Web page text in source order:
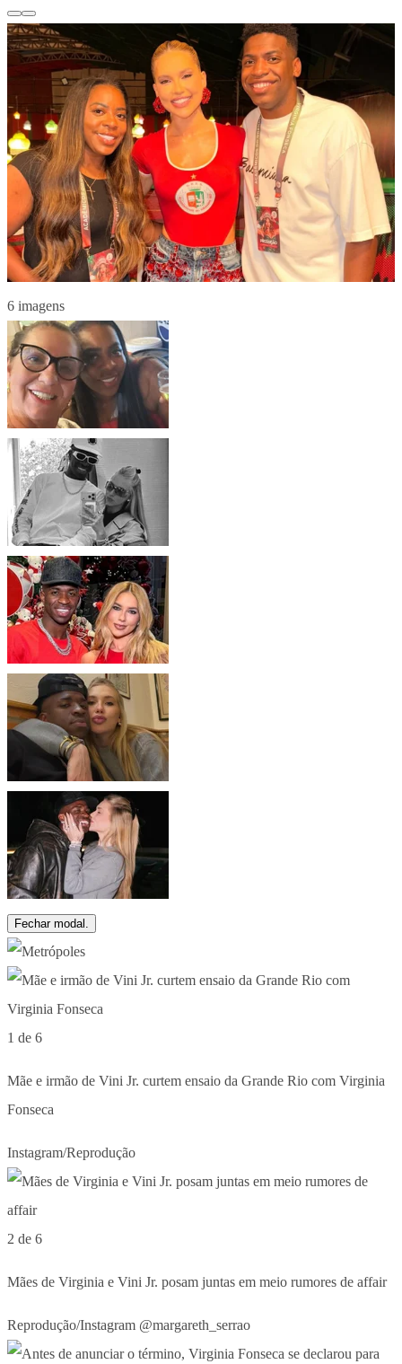
6 imagens
Fechar modal.
1 de 6
Mãe e irmão de Vini Jr. curtem ensaio da Grande Rio com Virginia
Fonseca
Instagram/Reprodução
2 de 6
Mães de Virginia e Vini Jr. posam juntas em meio rumores de affair
Reprodução/Instagram @margareth_serrao